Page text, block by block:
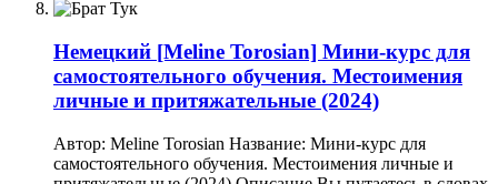
Немецкий [Meline Torosian] Мини-курс для
самостоятельного обучения. Местоимения
личные и притяжательные (2024)
Автор: Meline Torosian Название: Мини-курс для
самостоятельного обучения. Местоимения личные и